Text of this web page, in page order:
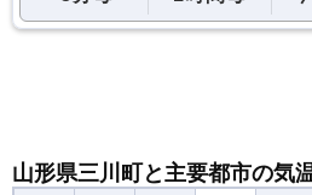
山形県三川町と主要都市の気